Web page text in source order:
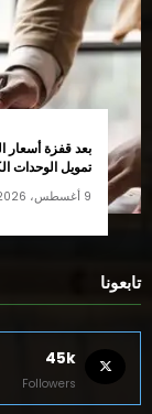
بعد قفزة أسعار
تمويل الوحدات
9 أغسطس، 2026
تابعونا
45k
Followers